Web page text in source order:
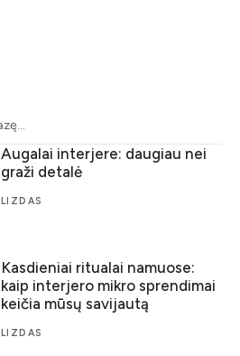
Augalai interjere: daugiau nei
graži detalė
LIZDAS
Kasdieniai ritualai namuose:
kaip interjero mikro sprendimai
keičia mūsų savijautą
LIZDAS